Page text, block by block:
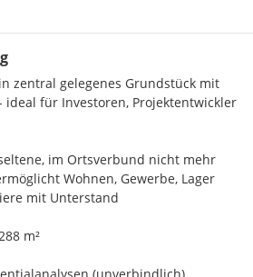
zentral gelegenes Grundstück mit
ideal für Investoren, Projektentwickler
im Ortsverbund nicht mehr
Wohnen, Gewerbe, Lager
mit Unterstand
m²